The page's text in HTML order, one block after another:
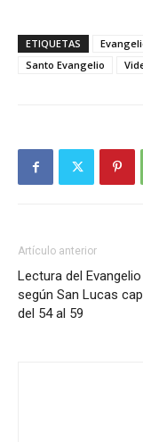
ETIQUETAS
Santo Evangelio
Artículo anterior
Lectura del
según San Lucas
del 54 al 59